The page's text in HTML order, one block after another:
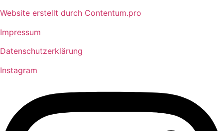
Website erstellt durch Contentum.pro
Impressum
Datenschutzerklärung
Instagram